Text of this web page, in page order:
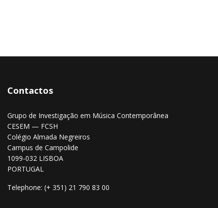
Contactos
Grupo de Investigação em Música Contemporânea
CESEM — FCSH
Colégio Almada Negreiros
Campus de Campolide
1099-032 LISBOA
PORTUGAL
Telephone: (+ 351) 21 790 83 00